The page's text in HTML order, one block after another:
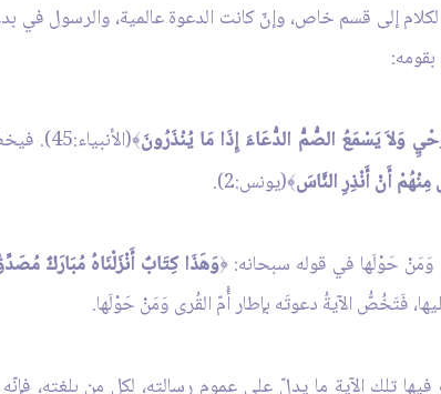
إلى قسم خاص، وإنّ كانت الدعوة عالمية، والرسول في
وَلاَ يَسْمَعُ الصُّمُّ الدُّعَاءَ إِذَا مَا يُنْذَرُونَ﴾
أَنْ أَنْذِرِ النَّاسَ﴾(يونس:2).
وَمَنْ حَوْلَها في قوله سبحانه:﴿وَهَذَا كِتَابٌ أَنْزَلْنَاهُ مُبَارَكٌ
فَتَخُصُّ الآيةُ دعوتَه بإطار أُمّ القُرى وَمَنْ حَوْلَها.
تلك الآية ما يدلّ على عموم رسالته، لكل من بلغته،